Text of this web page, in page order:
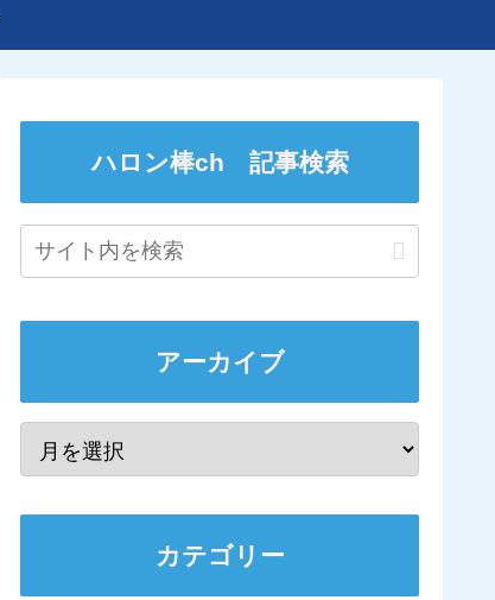
ハロン棒ch 記事検索
アーカイブ
カテゴリー